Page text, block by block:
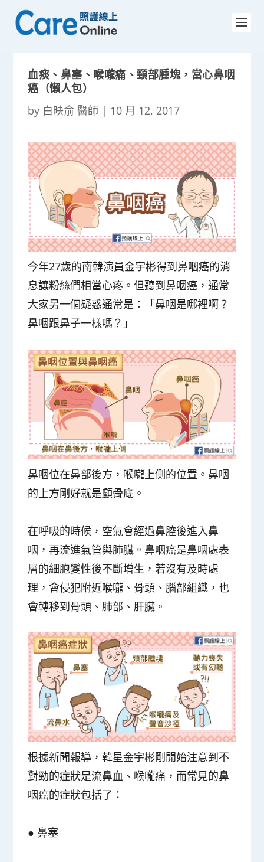
血痰、鼻塞、喉嚨痛、頸部腫塊，當心鼻咽
癌（懶人包）
by 白映俞 醫師 | 10 月 12, 2017
今年27歲的南韓演員金宇彬得到鼻咽癌的消
息讓粉絲們相當心疼。但聽到鼻咽癌，通常
大家另一個疑惑通常是：「鼻咽是哪裡啊？
鼻咽跟鼻子一樣嗎？」
鼻咽位在鼻部後方，喉嚨上側的位置。鼻咽
的上方剛好就是顱骨底。
在呼吸的時候，空氣會經過鼻腔後進入鼻
咽，再流進氣管與肺臟。鼻咽癌是鼻咽處表
層的細胞變性後不斷增生，若沒有及時處
理，會侵犯附近喉嚨、骨頭、腦部組織，也
會轉移到骨頭、肺部、肝臟。
根據新聞報導，韓星金宇彬剛開始注意到不
對勁的症狀是流鼻血、喉嚨痛，而常見的鼻
咽癌的症狀包括了：
● 鼻塞